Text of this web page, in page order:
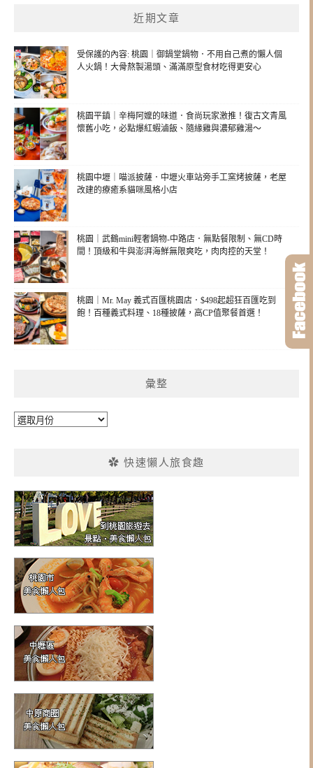
近期文章
受保護的內容: 桃園｜御鍋堂鍋物．不用自己煮的懶人個
人火鍋！大骨熬製湯頭、滿滿原型食材吃得更安心
桃園平鎮｜辛梅阿嬤的味道．食尚玩家激推！復古文青風
懷舊小吃，必點爆紅蝦滷飯、隨緣雞與濃郁雞湯～
桃園中壢｜喵派披薩．中壢火車站旁手工窯烤披薩，老屋
改建的療癒系貓咪風格小店
桃園｜武鶴mini輕奢鍋物-中路店．無點餐限制、無CD時
間！頂級和牛與澎湃海鮮無限爽吃，肉肉控的天堂！
桃園｜Mr. May 義式百匯桃園店．$498起超狂百匯吃到
飽！百種義式料理、18種披薩，高CP值聚餐首選！
彙整
彙
✿ 快速懶人旅食趣